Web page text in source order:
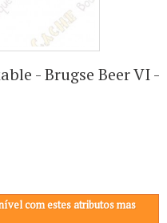
- Brugse Beer VI -
com estes atributos mas